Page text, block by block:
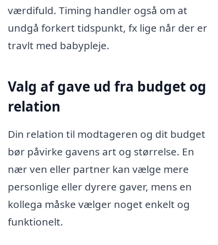
værdifuld. Timing handler også om at
undgå forkert tidspunkt, fx lige når der er
travlt med babypleje.
Valg af gave ud fra budget og
relation
Din relation til modtageren og dit budget
bør påvirke gavens art og størrelse. En
nær ven eller partner kan vælge mere
personlige eller dyrere gaver, mens en
kollega måske vælger noget enkelt og
funktionelt.